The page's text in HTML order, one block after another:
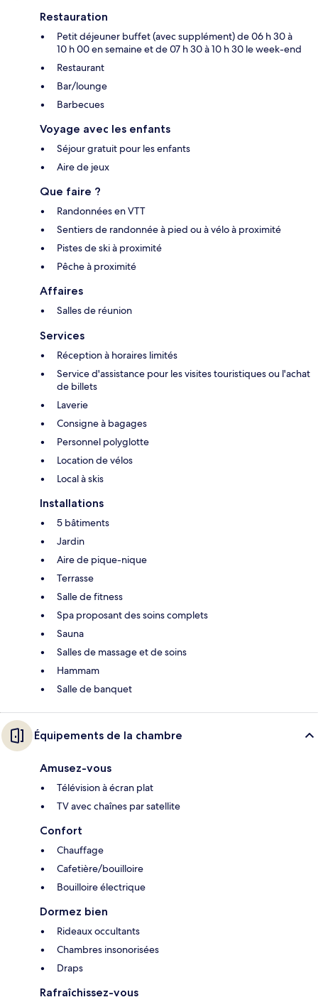
Restauration
Petit déjeuner buffet (avec supplément) de 06 h 30 à
10 h 00 en semaine et de 07 h 30 à 10 h 30 le week-end
Restaurant
Bar/lounge
Barbecues
Voyage avec les enfants
Séjour gratuit pour les enfants
Aire de jeux
Que faire ?
Randonnées en VTT
Sentiers de randonnée à pied ou à vélo à proximité
Pistes de ski à proximité
Pêche à proximité
Affaires
Salles de réunion
Services
Réception à horaires limités
Service d'assistance pour les visites touristiques ou l'achat
de billets
Laverie
Consigne à bagages
Personnel polyglotte
Location de vélos
Local à skis
Installations
5 bâtiments
Jardin
Aire de pique-nique
Terrasse
Salle de fitness
Spa proposant des soins complets
Sauna
Salles de massage et de soins
Hammam
Salle de banquet
Équipements de la chambre
Amusez-vous
Télévision à écran plat
TV avec chaînes par satellite
Confort
Chauffage
Cafetière/bouilloire
Bouilloire électrique
Dormez bien
Rideaux occultants
Chambres insonorisées
Draps
Rafraîchissez-vous